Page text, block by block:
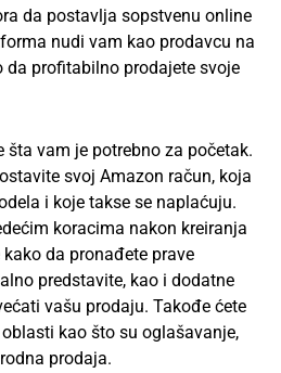
da postavlja sopstvenu online
nudi vam kao prodavcu na
profitabilno prodajete svoje
šta vam je potrebno za početak.
svoj Amazon račun, koja
i koje takse se naplaćuju.
koracima nakon kreiranja
da pronađete prave
predstavite, kao i dodatne
vašu prodaju. Takođe ćete
kao što su oglašavanje,
prodaja.